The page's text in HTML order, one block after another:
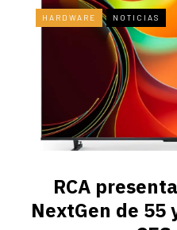
HARDWARE NOTICIAS
RCA
NextGen de 55